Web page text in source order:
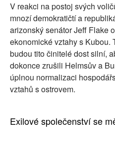
V reakci na postoj svých
mnozí demokratičtí a
arizonský senátor Jeff Flake
ekonomické vztahy s Kubou.
budou tito činitelé dost silní,
dokonce zrušili Helmsův a
úplnou normalizaci
vztahů s ostrovem.
Exilové společenství se